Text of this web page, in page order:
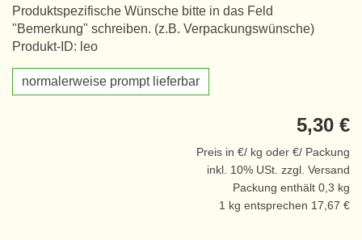
Produktspezifische Wünsche bitte in das Feld
"Bemerkung" schreiben. (z.B. Verpackungswünsche)
Produkt-ID: leo
normalerweise prompt lieferbar
5,30 €
Preis in €/ kg oder €/ Packung
inkl. 10% USt. zzgl. Versand
Packung enthält 0,3 kg
1 kg entsprechen 17,67 €